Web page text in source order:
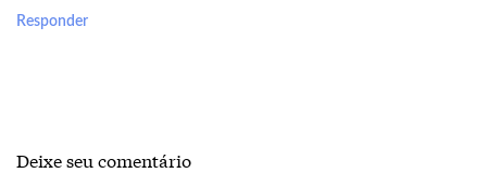
Responder
Deixe seu comentário